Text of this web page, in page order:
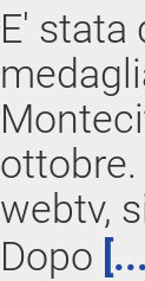
E' stata
webtv,
Dopo